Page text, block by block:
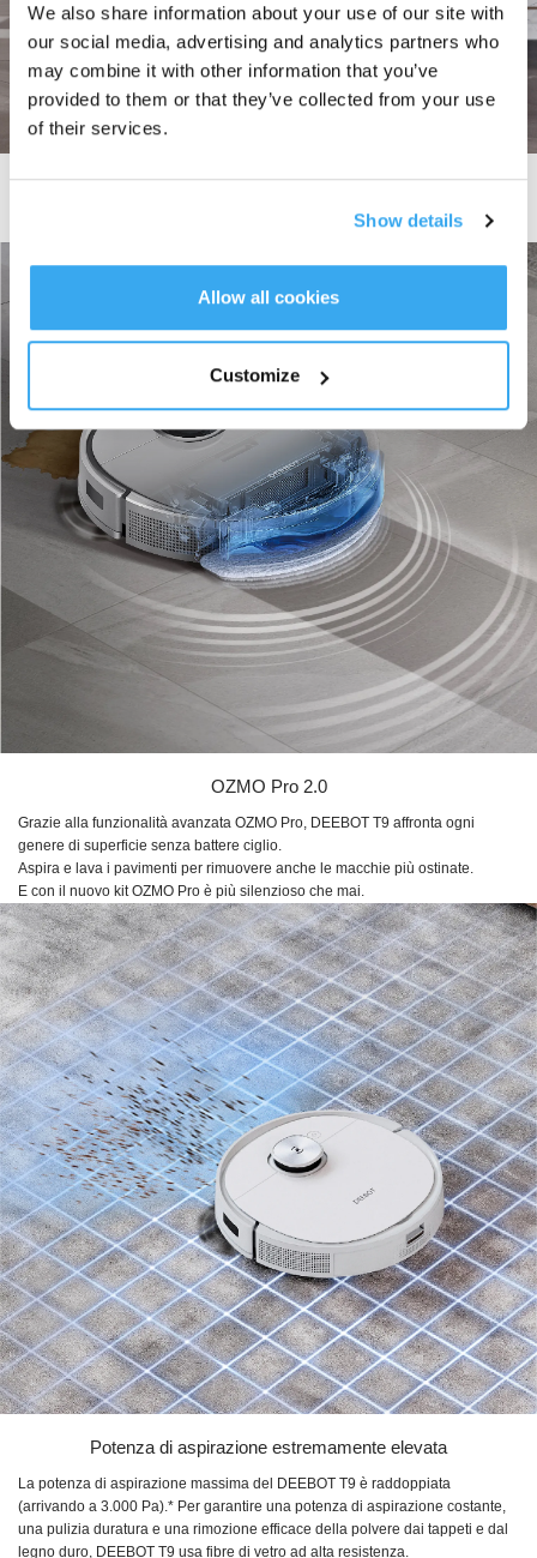
We also share information about your use of our site with
our social media, advertising and analytics partners who
may combine it with other information that you’ve
provided to them or that they’ve collected from your use
of their services.
Show details
Allow all cookies
Customize
Prestazioni elevate e pulizia di grande efficacia
OZMO Pro 2.0
Grazie alla funzionalità avanzata OZMO Pro, DEEBOT T9 affronta ogni
genere di superficie senza battere ciglio.
Aspira e lava i pavimenti per rimuovere anche le macchie più ostinate.
E con il nuovo kit OZMO Pro è più silenzioso che mai.
Potenza di aspirazione estremamente elevata
La potenza di aspirazione massima del DEEBOT T9 è raddoppiata
(arrivando a 3.000 Pa).* Per garantire una potenza di aspirazione costante,
una pulizia duratura e una rimozione efficace della polvere dai tappeti e dal
legno duro, DEEBOT T9 usa fibre di vetro ad alta resistenza.